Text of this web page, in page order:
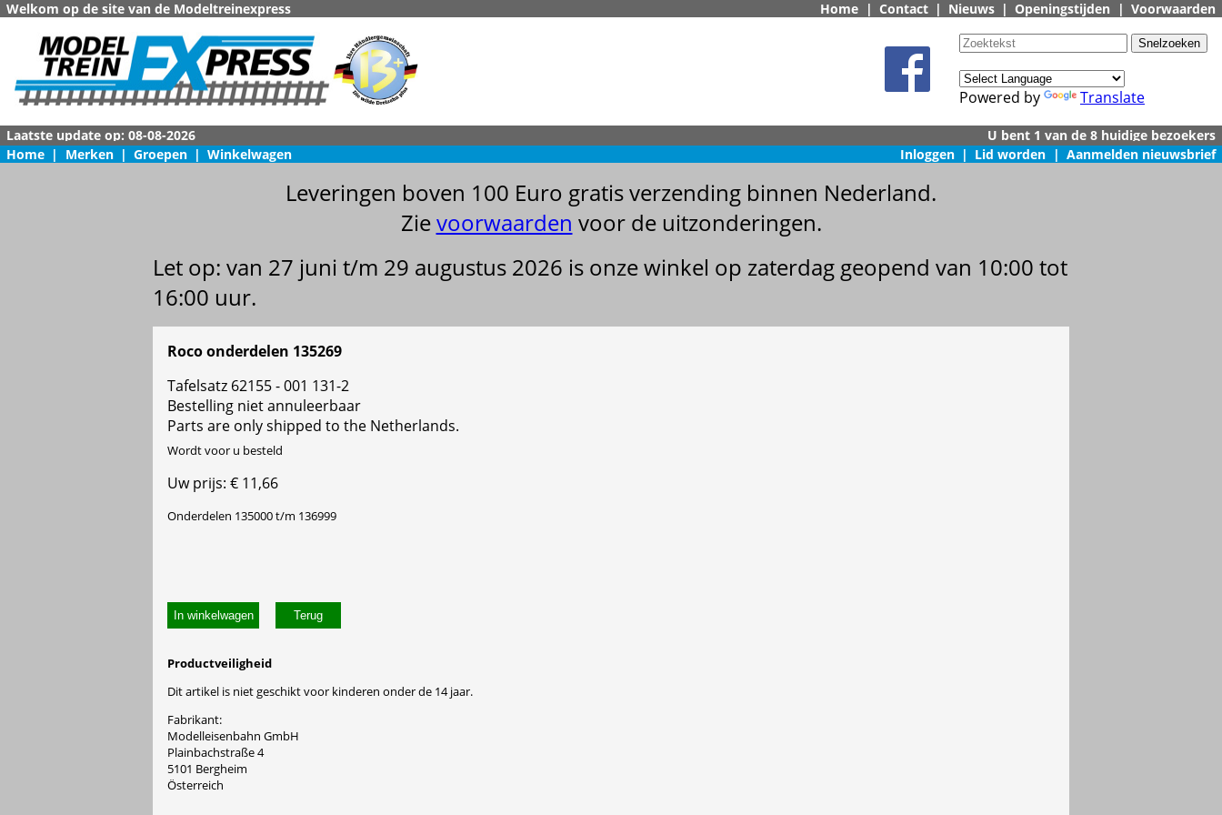
Welkom op de site van de Modeltreinexpress Home | Contact | Nieuws | Openingstijden | Voorwaarden
Powered by Translate
Home | Merken | Groepen | Winkelwagen Inloggen | Lid worden | Aanmelden nieuwsbrief
Leveringen boven 100 Euro gratis verzending binnen Nederland.
Zievoorwaarden voor de uitzonderingen.
Let op: van 27 juni t/m 29 augustus 2026 is onze winkel op zaterdag geopend van 10:00 tot
16:00 uur.
Roco onderdelen 135269
Tafelsatz 62155 - 001 131-2
Bestelling niet annuleerbaar
Parts are only shipped to the Netherlands.
Wordt voor u besteld
Uw prijs: € 11,66
Onderdelen 135000 t/m 136999
In winkelwagen
Productveiligheid
Dit artikel is niet geschikt voor kinderen onder de 14 jaar.
Fabrikant:
Modelleisenbahn GmbH
Plainbachstraße 4
5101 Bergheim
Österreich